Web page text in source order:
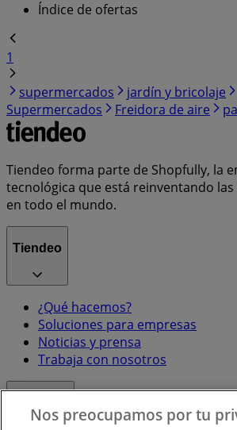
Índice de ofertas
1
supermercados
jardín y bricolaje
Supermercados
Freidora de aire
Tiendeo forma parte de Shopfully, la
tecnológica que está reinventando
en todo el mundo.
Tiendeo
¿Qué hacemos?
Soluciones para empresas
Noticias y prensa
Trabaja con nosotros
Nos preocupamos por tu